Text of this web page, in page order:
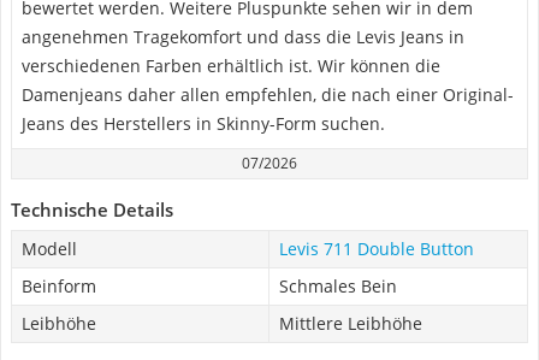
bewertet werden. Weitere Pluspunkte sehen wir in dem
angenehmen Tragekomfort und dass die Levis Jeans in
verschiedenen Farben erhältlich ist. Wir können die
Damenjeans daher allen empfehlen, die nach einer Original-
Jeans des Herstellers in Skinny-Form suchen.
07/2026
Technische Details
Modell
Levis 711 Double Button
Beinform
Schmales Bein
Leibhöhe
Mittlere Leibhöhe